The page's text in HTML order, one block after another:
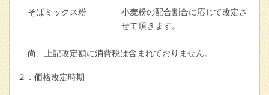
そばミックス粉
小麦粉の配合割合に応じて改定さ
せて頂きます。
尚、上記改定額に消費税は含まれておりません。
２．価格改定時期